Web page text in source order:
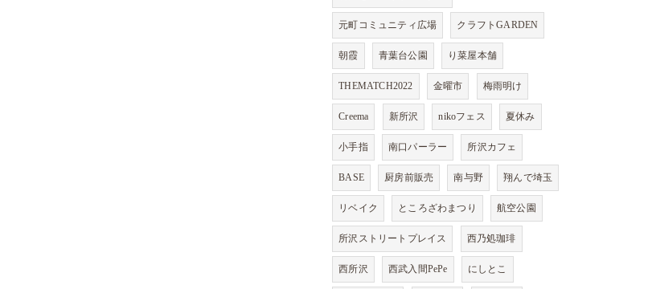
元町コミュニティ広場 クラフトGARDEN
朝霞 青葉台公園 り菜屋本舗
THEMATCH2022 金曜市 梅雨明け
Creema 新所沢 nikoフェス 夏休み
小手指 南口パーラー 所沢カフェ
BASE 厨房前販売 南与野 翔んで埼玉
リベイク ところざわまつり 航空公園
所沢ストリートプレイス 西乃処珈琲
西所沢 西武入間PePe にしとこ